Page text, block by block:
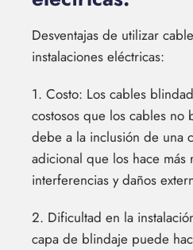
Desventajas de utilizar
instalaciones eléctricas:
1. Costo: Los cables
costosos que los cables no
debe a la inclusión de una
adicional que los hace más
interferencias y daños
2. Dificultad en la
capa de blindaje puede